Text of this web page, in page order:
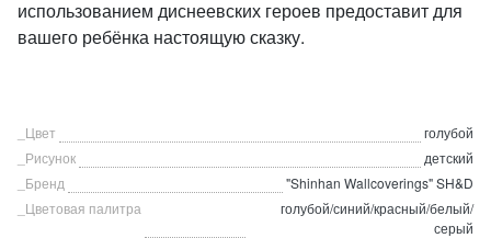
использованием диснеевских героев предоставит для
вашего ребёнка настоящую сказку.
_Цвет
голубой
_Рисунок
детский
_Бренд
"Shinhan Wallcoverings" SH&D
_Цветовая палитра
голубой/синий/красный/белый/
серый